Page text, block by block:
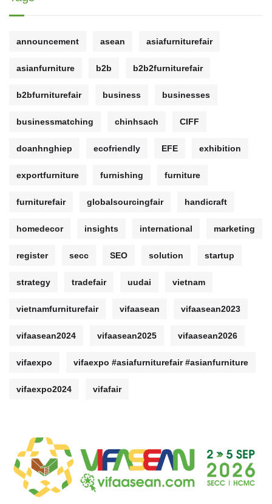
announcement asean asiafurniturefair
asianfurniture b2b b2b2furniturefair
b2bfurniturefair business businesses
businessmatching chinhsach CIFF
doanhnghiep ecofriendly EFE exhibition
exportfurniture furnishing furniture
furniturefair globalsourcingfair handicraft
homedecor insights international marketing
register secc SEO solution startup
strategy tradefair uudai vietnam
vietnamfurniturefair vifaasean vifaasean2023
vifaasean2024 vifaasean2025 vifaasean2026
vifaexpo vifaexpo #asiafurniturefair #asianfurniture
vifaexpo2024 vifafair